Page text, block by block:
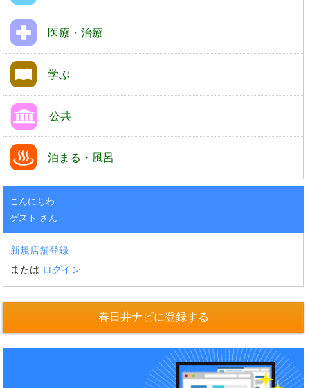
医療・治療
学ぶ
公共
泊まる・風呂
こんにちわ
ゲスト さん
新規店舗登録
または ログイン
春日井ナビに登録する